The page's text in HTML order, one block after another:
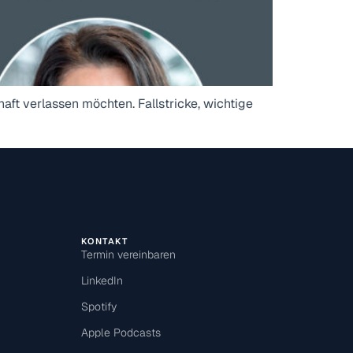
verlassen möchten. Fallstricke, wichtige
KONTAKT
Termin vereinbaren
LinkedIn
Spotify
Apple Podcasts